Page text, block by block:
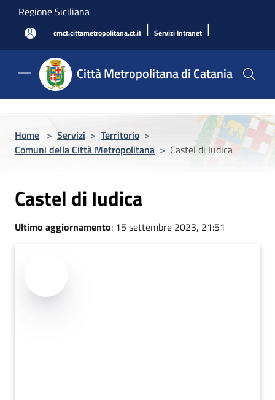
Salta al contenuto principale
Regione Siciliana
cmct.cittametropolitana.ct.it | Servizi Intranet |
Città Metropolitana di Catania
Home > Servizi > Territorio >
Comuni della Città Metropolitana > Castel di Iudica
Castel di Iudica
Ultimo aggiornamento: 15 settembre 2023, 21:51